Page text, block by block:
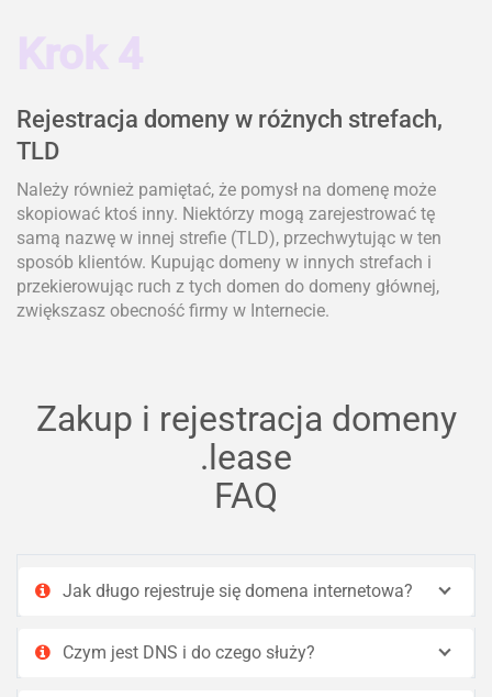
Krok 4
Rejestracja domeny w różnych strefach,
TLD
Należy również pamiętać, że pomysł na domenę może
skopiować ktoś inny. Niektórzy mogą zarejestrować tę
samą nazwę w innej strefie (TLD), przechwytując w ten
sposób klientów. Kupując domeny w innych strefach i
przekierowując ruch z tych domen do domeny głównej,
zwiększasz obecność firmy w Internecie.
Zakup i rejestracja domeny
.lease
FAQ
Jak długo rejestruje się domena internetowa?
Czym jest DNS i do czego służy?